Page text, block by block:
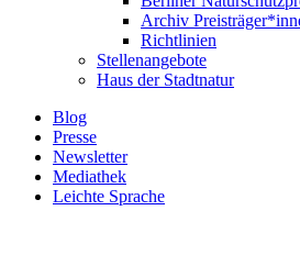
Archiv
Richtlinien
Stellenangebote
Haus der Stadtnatur
Blog
Presse
Newsletter
Mediathek
Leichte Sprache